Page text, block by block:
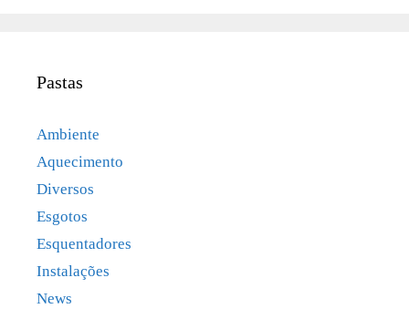
Pastas
Ambiente
Aquecimento
Diversos
Esgotos
Esquentadores
Instalações
News